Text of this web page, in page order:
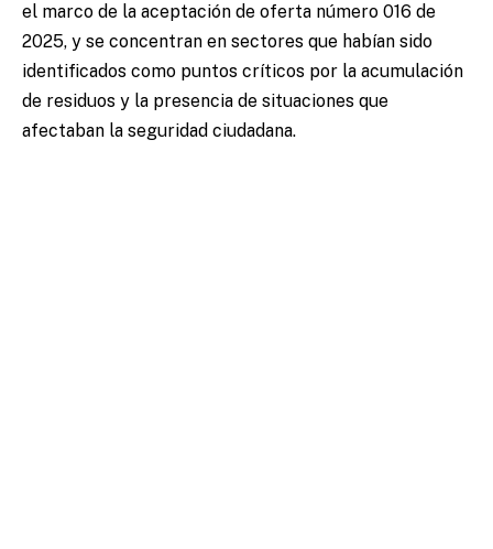
el marco de la aceptación de oferta número 016 de
2025, y se concentran en sectores que habían sido
identificados como puntos críticos por la acumulación
de residuos y la presencia de situaciones que
afectaban la seguridad ciudadana.